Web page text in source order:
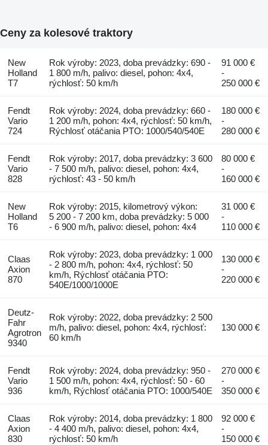
Ceny za kolesové traktory
New
Holland
T7
Rok výroby: 2023, doba prevádzky: 690 -
1 800 m/h, palivo: diesel, pohon: 4x4,
rýchlosť: 50 km/h
91 000 €
-
250 000 €
Fendt
Vario
724
Rok výroby: 2024, doba prevádzky: 660 -
1 200 m/h, pohon: 4x4, rýchlosť: 50 km/h,
Rýchlosť otáčania PTO: 1000/540/540E
180 000 €
-
280 000 €
Fendt
Vario
828
Rok výroby: 2017, doba prevádzky: 3 600
- 7 500 m/h, palivo: diesel, pohon: 4x4,
rýchlosť: 43 - 50 km/h
80 000 €
-
160 000 €
New
Holland
T6
Rok výroby: 2015, kilometrový výkon:
5 200 - 7 200 km, doba prevádzky: 5 000
- 6 900 m/h, palivo: diesel, pohon: 4x4
31 000 €
-
110 000 €
Claas
Axion
870
Rok výroby: 2023, doba prevádzky: 1 000
- 2 800 m/h, pohon: 4x4, rýchlosť: 50
km/h, Rýchlosť otáčania PTO:
540E/1000/1000E
130 000 €
-
220 000 €
Deutz-
Fahr
Agrotron
9340
Rok výroby: 2022, doba prevádzky: 2 500
m/h, palivo: diesel, pohon: 4x4, rýchlosť:
60 km/h
130 000 €
Fendt
Vario
936
Rok výroby: 2024, doba prevádzky: 950 -
1 500 m/h, pohon: 4x4, rýchlosť: 50 - 60
km/h, Rýchlosť otáčania PTO: 1000/540E
270 000 €
-
350 000 €
Claas
Axion
830
Rok výroby: 2014, doba prevádzky: 1 800
- 4 400 m/h, palivo: diesel, pohon: 4x4,
rýchlosť: 50 km/h
92 000 €
-
150 000 €